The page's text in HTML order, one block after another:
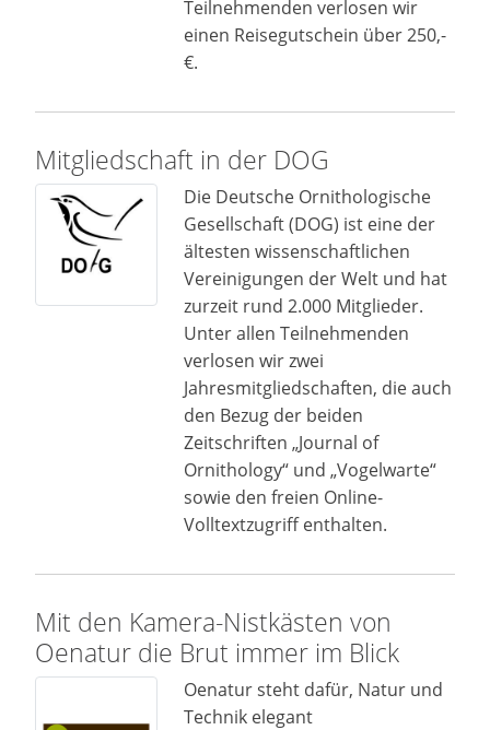
Teilnehmenden verlosen wir
einen Reisegutschein über 250,-
€.
Mitgliedschaft in der DOG
Die Deutsche Ornithologische
Gesellschaft (DOG) ist eine der
ältesten wissenschaftlichen
Vereinigungen der Welt und hat
zurzeit rund 2.000 Mitglieder.
Unter allen Teilnehmenden
verlosen wir zwei
Jahresmitgliedschaften, die auch
den Bezug der beiden
Zeitschriften „Journal of
Ornithology“ und „Vogelwarte“
sowie den freien Online-
Volltextzugriff enthalten.
Mit den Kamera-Nistkästen von
Oenatur die Brut immer im Blick
Oenatur steht dafür, Natur und
Technik elegant